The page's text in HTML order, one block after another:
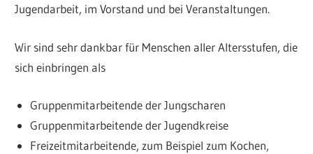
Jugendarbeit, im Vorstand und bei Veranstaltungen.
Wir sind sehr dankbar für Menschen aller Altersstufen, die
sich einbringen als
Gruppenmitarbeitende der Jungscharen
Gruppenmitarbeitende der Jugendkreise
Freizeitmitarbeitende, zum Beispiel zum Kochen,